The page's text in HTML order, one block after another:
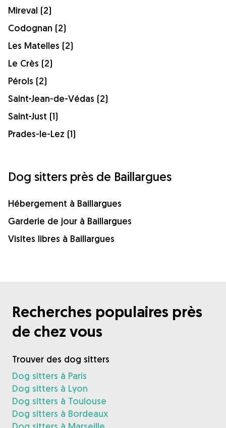
Mireval (2)
Codognan (2)
Les Matelles (2)
Le Crès (2)
Pérols (2)
Saint-Jean-de-Védas (2)
Saint-Just (1)
Prades-le-Lez (1)
Dog sitters près de Baillargues
Hébergement à Baillargues
Garderie de jour à Baillargues
Visites libres à Baillargues
Recherches populaires près
de chez vous
Trouver des dog sitters
Dog sitters à Paris
Dog sitters à Lyon
Dog sitters à Toulouse
Dog sitters à Bordeaux